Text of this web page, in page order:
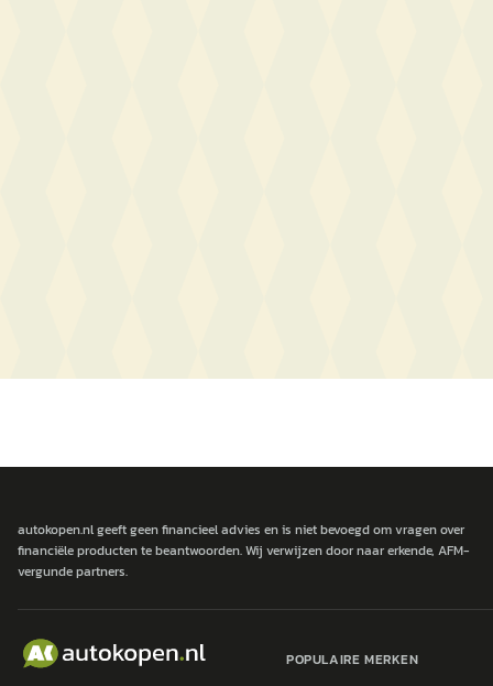
autokopen.nl geeft geen financieel advies en is niet bevoegd om vragen over
financiële producten te beantwoorden. Wij verwijzen door naar erkende, AFM-
vergunde partners.
POPULAIRE MERKEN